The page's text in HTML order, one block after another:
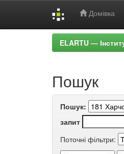
Домівка
ELARTU —
Пошук
Пошук:
запит
Поточні фільтри: